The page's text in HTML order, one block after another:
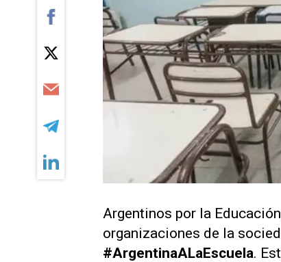
Argentinos por la
organizaciones de la
#ArgentinaALaEscuela.